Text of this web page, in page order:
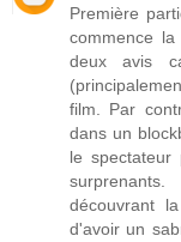
Première
commence
deux avis
film. Par
dans un
le spectateur
découvrant
d'avoir un